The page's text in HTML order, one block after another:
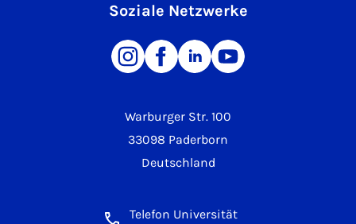
Warburger Str. 100
33098 Paderborn
Deutschland
Telefon Universität
Soziale Netzwerke